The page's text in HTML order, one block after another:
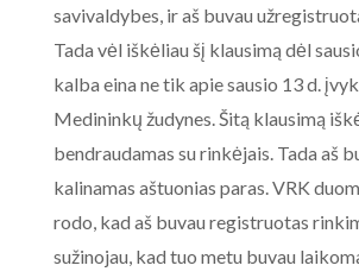
savivaldybes, ir aš buvau
Tada vėl iškėliau šį klausimą dėl
kalba eina ne tik apie sausio 13 d.
Medininkų žudynes. Šitą klausimą
bendraudamas su rinkėjais. Tada aš
kalinamas aštuonias paras. VRK
rodo, kad aš buvau registruotas
sužinojau, kad tuo metu buvau